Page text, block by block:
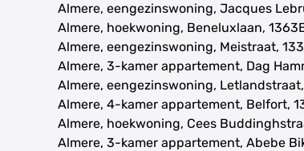
Almere, eengezinswoning, Jacques
Almere, hoekwoning, Beneluxlaan,
Almere, eengezinswoning, Meistraat,
Almere, 3-kamer appartement, Dag
Almere, eengezinswoning, Letlandstraat,
Almere, 4-kamer appartement, Belfort,
Almere, hoekwoning, Cees
Almere, 3-kamer appartement, Abebe